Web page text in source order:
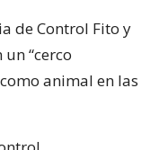
de Control Fito y
“cerco
animal en las